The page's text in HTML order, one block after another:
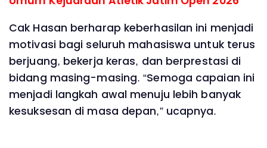
Cak Hasan berharap keberhasilan ini menjadi
motivasi bagi seluruh mahasiswa untuk terus
berjuang, bekerja keras, dan berprestasi di
bidang masing-masing. “Semoga capaian ini
menjadi langkah awal menuju lebih banyak
kesuksesan di masa depan,” ucapnya.